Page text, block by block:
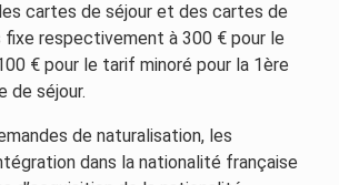
cartes de séjour et des cartes de
fixe respectivement à 300 € pour le
€ pour le tarif minoré pour la 1ère
de séjour.
de naturalisation, les
dans la nationalité française